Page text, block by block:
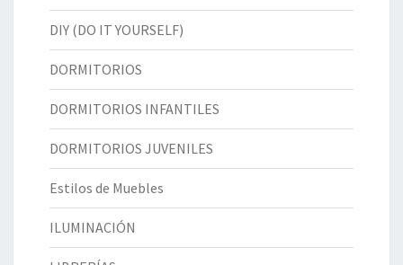
DIY (DO IT YOURSELF)
DORMITORIOS
DORMITORIOS INFANTILES
DORMITORIOS JUVENILES
Estilos de Muebles
ILUMINACIÓN